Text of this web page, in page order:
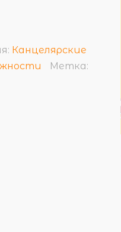
Канцелярские
Метка: